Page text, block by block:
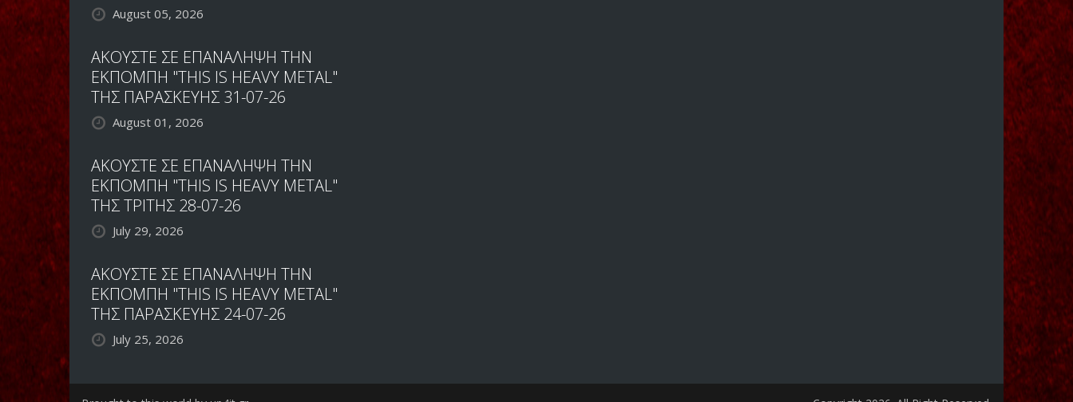
August 05, 2026
ΑΚΟΥΣΤΕ ΣΕ ΕΠΑΝΑΛΗΨΗ ΤΗΝ
ΕΚΠΟΜΠΗ "THIS IS HEAVY METAL"
ΤΗΣ ΠΑΡΑΣΚΕΥΗΣ 31-07-26
August 01, 2026
ΑΚΟΥΣΤΕ ΣΕ ΕΠΑΝΑΛΗΨΗ ΤΗΝ
ΕΚΠΟΜΠΗ "THIS IS HEAVY METAL"
ΤΗΣ ΤΡΙΤΗΣ 28-07-26
July 29, 2026
ΑΚΟΥΣΤΕ ΣΕ ΕΠΑΝΑΛΗΨΗ ΤΗΝ
ΕΚΠΟΜΠΗ "THIS IS HEAVY METAL"
ΤΗΣ ΠΑΡΑΣΚΕΥΗΣ 24-07-26
July 25, 2026